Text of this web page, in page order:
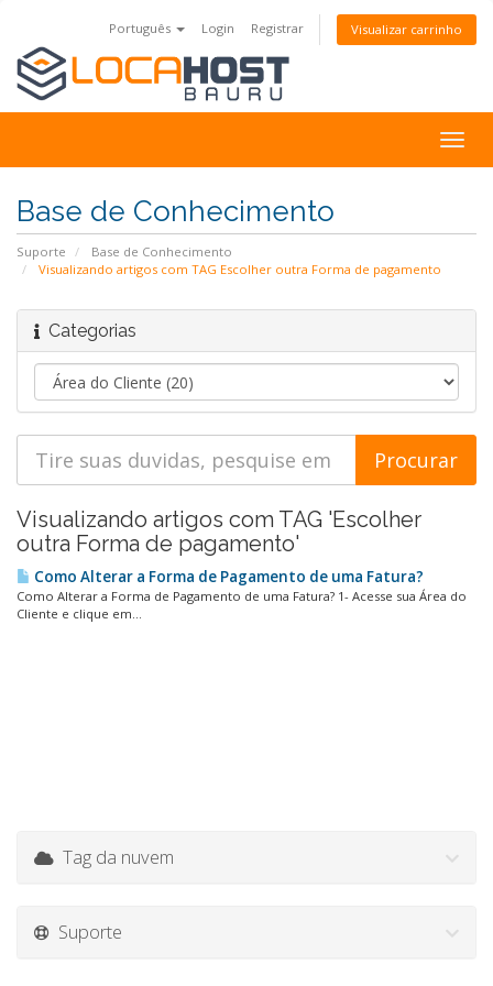
Português Login Registrar Visualizar carrinho
Base de Conhecimento
Suporte
Base de Conhecimento
Visualizando artigos com TAG Escolher outra Forma de pagamento
Categorias
Visualizando artigos com TAG 'Escolher
outra Forma de pagamento'
Como Alterar a Forma de Pagamento de uma Fatura?
Como Alterar a Forma de Pagamento de uma Fatura? 1- Acesse sua Área do
Cliente e clique em...
Tag da nuvem
Suporte